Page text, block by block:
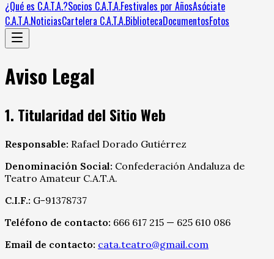
¿Qué es C.A.T.A.?Socios C.A.T.A.Festivales por AñosAsóciate
C.A.T.A.NoticiasCartelera C.A.T.A.BibliotecaDocumentosFotos
Aviso Legal
1. Titularidad del Sitio Web
Responsable: Rafael Dorado Gutiérrez
Denominación Social: Confederación Andaluza de
Teatro Amateur C.A.T.A.
C.I.F.: G-91378737
Teléfono de contacto: 666 617 215 — 625 610 086
Email de contacto: cata.teatro@gmail.com